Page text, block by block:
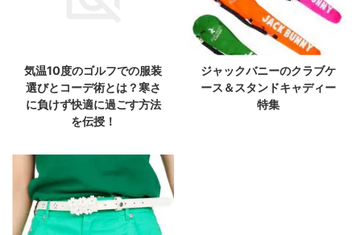
気温10度のゴルフでの服装
選びとコーデ術とは？寒さ
に負けず快適に過ごす方法
を伝授！
ジャックバニーのクラブケ
ース＆スタンドキャディー
特集